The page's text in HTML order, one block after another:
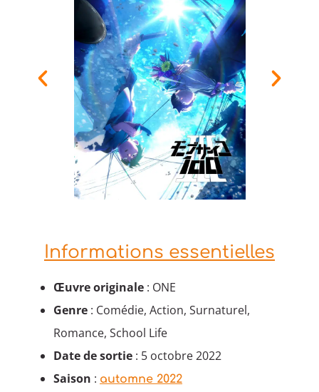
Informations essentielles
Œuvre originale : ONE
Genre : Comédie, Action, Surnaturel,
Romance, School Life
Date de sortie : 5 octobre 2022
Saison : automne 2022